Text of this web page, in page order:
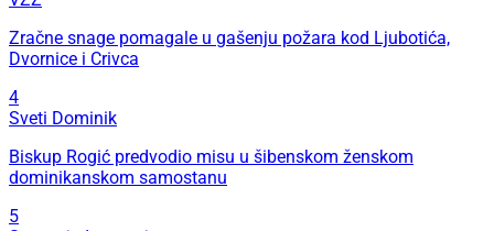
Zračne snage pomagale u gašenju požara kod Ljubotića,
Dvornice i Crivca
4
Sveti Dominik
Biskup Rogić predvodio misu u šibenskom ženskom
dominikanskom samostanu
5